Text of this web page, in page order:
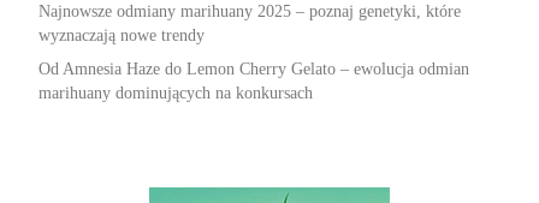
Najnowsze odmiany marihuany 2025 – poznaj genetyki, które
wyznaczają nowe trendy
Od Amnesia Haze do Lemon Cherry Gelato – ewolucja odmian
marihuany dominujących na konkursach